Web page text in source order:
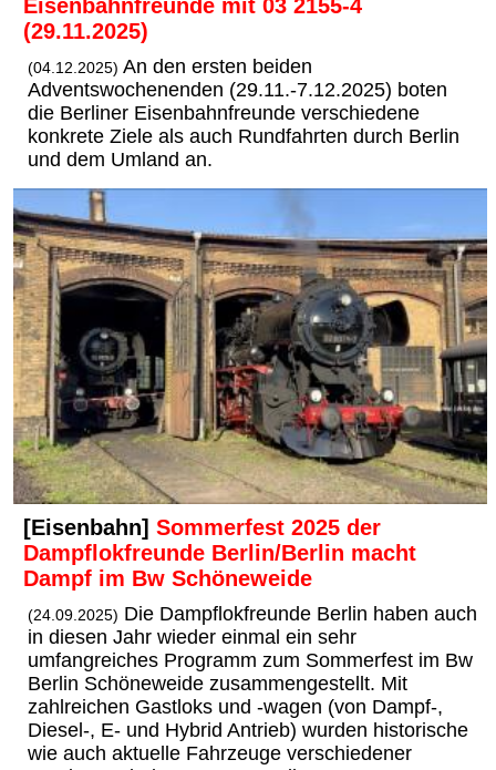
Eisenbahnfreunde mit 03 2155-4
(29.11.2025)
(04.12.2025) An den ersten beiden
Adventswochenenden (29.11.-7.12.2025) boten
die Berliner Eisenbahnfreunde verschiedene
konkrete Ziele als auch Rundfahrten durch Berlin
und dem Umland an.
[Eisenbahn] Sommerfest 2025 der
Dampflokfreunde Berlin/Berlin macht
Dampf im Bw Schöneweide
(24.09.2025) Die Dampflokfreunde Berlin haben auch
in diesen Jahr wieder einmal ein sehr
umfangreiches Programm zum Sommerfest im Bw
Berlin Schöneweide zusammengestellt. Mit
zahlreichen Gastloks und -wagen (von Dampf-,
Diesel-, E- und Hybrid Antrieb) wurden historische
wie auch aktuelle Fahrzeuge verschiedener